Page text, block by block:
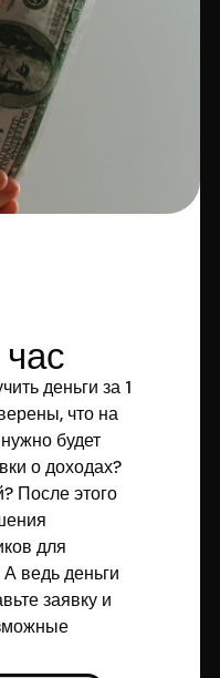
деньги за 1
что на
будет
о доходах?
После этого
для
ведь деньги
заявку и